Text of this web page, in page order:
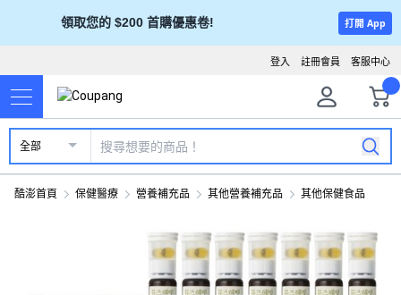
領取您的 $200 首購優惠卷! 打開 App
客服中心
註冊會員
登入
全部
酷澎首頁 保健醫療 營養補充品 其他營養補充品 其他保健食品